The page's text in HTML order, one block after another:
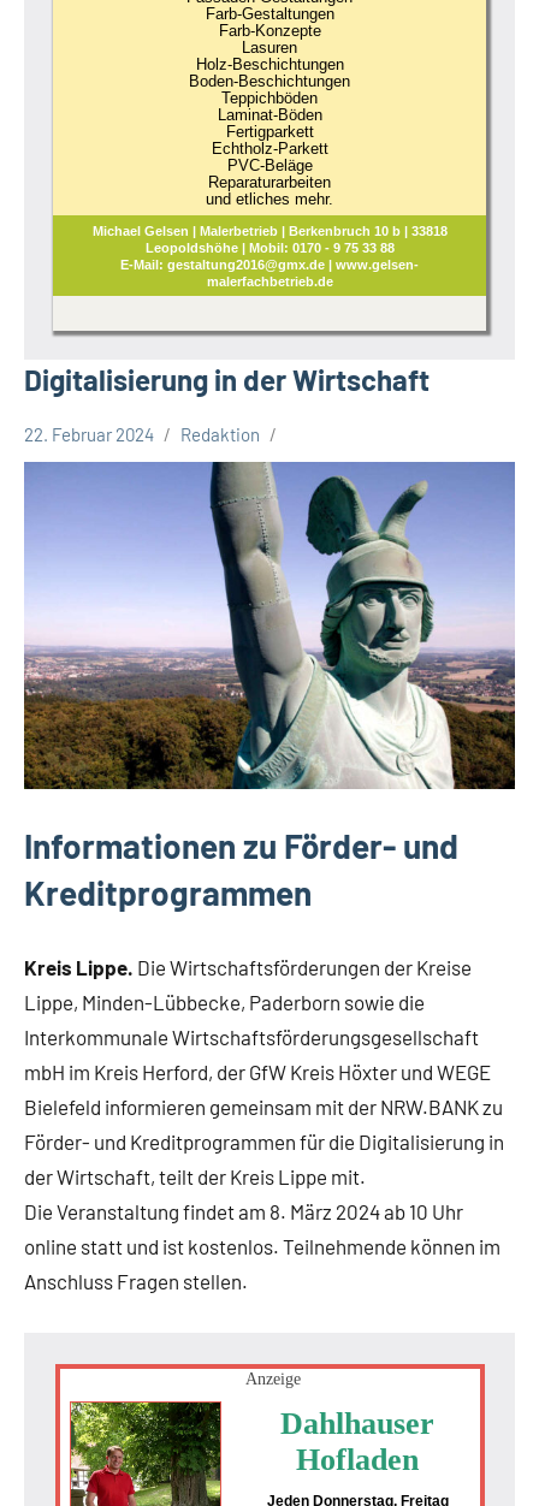
Farb-Gestaltungen
Farb-Konzepte
Lasuren
Holz-Beschichtungen
Boden-Beschichtungen
Teppichböden
Laminat-Böden
Fertigparkett
Echtholz-Parkett
PVC-Beläge
Reparaturarbeiten
und etliches mehr.
Michael Gelsen | Malerbetrieb | Berkenbruch 10 b | 33818
Leopoldshöhe | Mobil: 0170 - 9 75 33 88
E-Mail: gestaltung2016@gmx.de | www.gelsen-
malerfachbetrieb.de
Digitalisierung in der Wirtschaft
22. Februar 2024 Redaktion
Informationen zu Förder- und
Kreditprogrammen
Kreis Lippe. Die Wirtschaftsförderungen der Kreise
Lippe, Minden-Lübbecke, Paderborn sowie die
Interkommunale Wirtschaftsförderungsgesellschaft
mbH im Kreis Herford, der GfW Kreis Höxter und WEGE
Bielefeld informieren gemeinsam mit der NRW.BANK zu
Förder- und Kreditprogrammen für die Digitalisierung in
der Wirtschaft, teilt der Kreis Lippe mit.
Die Veranstaltung findet am 8. März 2024 ab 10 Uhr
online statt und ist kostenlos. Teilnehmende können im
Anschluss Fragen stellen.
Anzeige
Dahlhauser
Hofladen
Jeden Donnerstag, Freitag